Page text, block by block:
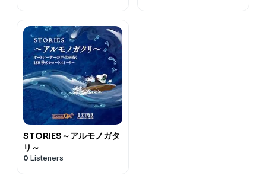
STORIES～アルモノガタ
リ～
0 Listeners